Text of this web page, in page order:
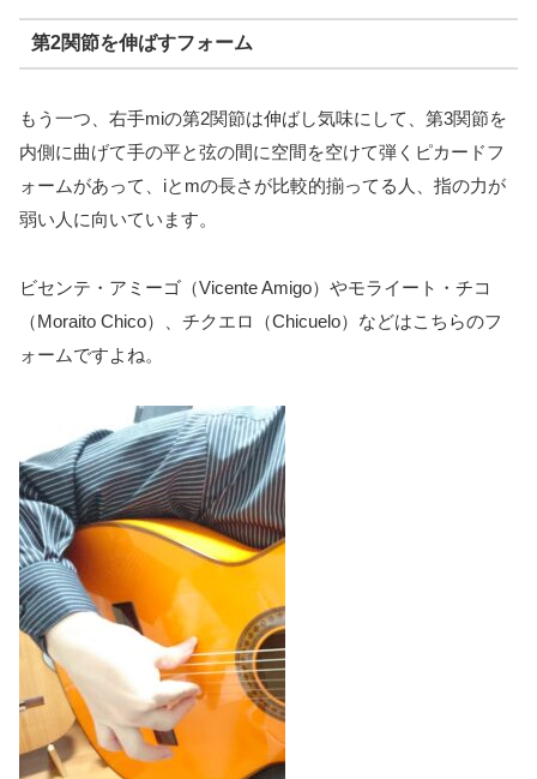
第2関節を伸ばすフォーム
もう一つ、右手miの第2関節は伸ばし気味にして、第3関節を
内側に曲げて手の平と弦の間に空間を空けて弾くピカードフ
ォームがあって、iとmの長さが比較的揃ってる人、指の力が
弱い人に向いています。
ビセンテ・アミーゴ（Vicente Amigo）やモライート・チコ
（Moraito Chico）、チクエロ（Chicuelo）などはこちらのフ
ォームですよね。